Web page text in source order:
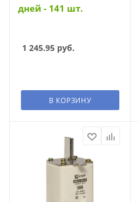
дней - 141 шт.
1 245.95 руб.
В КОРЗИНУ